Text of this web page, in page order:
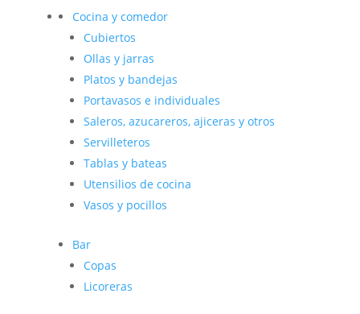
Cocina y comedor
Cubiertos
Ollas y jarras
Platos y bandejas
Portavasos e individuales
Saleros, azucareros, ajiceras y otros
Servilleteros
Tablas y bateas
Utensilios de cocina
Vasos y pocillos
Bar
Copas
Licoreras